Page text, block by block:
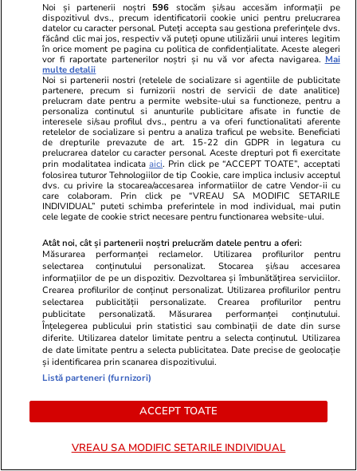
Știri România 11:29
ANM anunță caniculă, nopți
tropicale și furtuni în perioada
17-19 iulie 2026. Cod galben
emis pentru mai multe județe
din România
Știri România 11:17
Directoare din Ministerul
Radu Miruță că are un atelier
de ciocolată privat chiar în Gara
de Nord. Cine e Anna Maria
Dudaș
Știri România
Sfântul Ilie – tradiții, obiceiuri și
Noi și partenerii noștri 596 stocăm și/sau accesăm informații pe
dispozitivul dvs., precum identificatorii cookie unici pentru prelucrarea
datelor cu caracter personal. Puteți accepta sau gestiona preferințele dvs.
făcând clic mai jos, respectiv vă puteți opune utilizării unui interes legitim
în orice moment pe pagina cu politica de confidențialitate. Aceste alegeri
vor fi raportate partenerilor noștri și nu vă vor afecta navigarea. Mai
multe detalii
Noi si partenerii nostri (retelele de socializare si agentiile de publicitate
partenere, precum si furnizorii nostri de servicii de date analitice)
prelucram date pentru a permite website-ului sa functioneze, pentru a
personaliza continutul si anunturile publicitare afisate in functie de
interesele si/sau profilul dvs., pentru a va oferi functionalitati aferente
retelelor de socializare si pentru a analiza traficul pe website. Beneficiati
de drepturile prevazute de art. 15-22 din GDPR in legatura cu
prelucrarea datelor cu caracter personal. Aceste drepturi pot fi exercitate
prin modalitatea indicataaici. Prin click pe “ACCEPT TOATE”, acceptati
folosirea tuturor Tehnologiilor de tip Cookie, care implica inclusiv acceptul
dvs. cu privire la stocarea/accesarea informatiilor de catre Vendor-ii cu
care colaboram. Prin click pe “VREAU SA MODIFIC SETARILE
INDIVIDUAL” puteti schimba preferintele in mod individual, mai putin
cele legate de cookie strict necesare pentru functionarea website-ului.
Atât noi, cât și partenerii noștri prelucrăm datele pentru a oferi:
Măsurarea performanței reclamelor. Utilizarea profilurilor pentru
selectarea conținutului personalizat. Stocarea și/sau accesarea
informațiilor de pe un dispozitiv. Dezvoltarea și îmbunătățirea serviciilor.
Crearea profilurilor de conținut personalizat. Utilizarea profilurilor pentru
selectarea publicității personalizate. Crearea profilurilor pentru
publicitate personalizată. Măsurarea performanței conținutului.
Înțelegerea publicului prin statistici sau combinații de date din surse
diferite. Utilizarea datelor limitate pentru a selecta conținutul. Utilizarea
de date limitate pentru a selecta publicitatea. Date precise de geolocație
și identificarea prin scanarea dispozitivului.
Listă parteneri (furnizori)
ACCEPT TOATE
VREAU SA MODIFIC SETARILE INDIVIDUAL